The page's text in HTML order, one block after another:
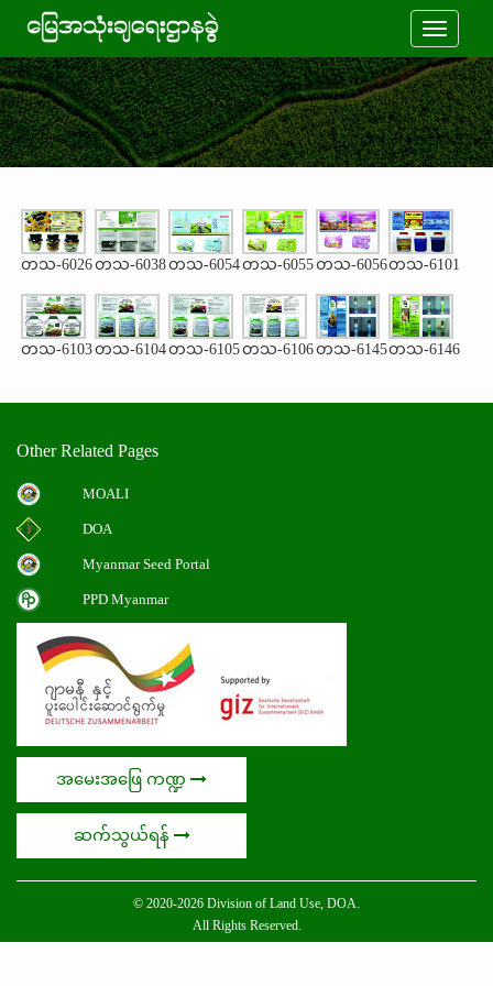
Toggle
တသ-6026တသ-6038တသ-6054တသ-6055တသ-6056တသ-6101
တသ-6103တသ-6104တသ-6105တသ-6106တသ-6145တသ-6146
Other Related Pages
MOALI
DOA
Myanmar Seed Portal
PPD Myanmar
အမေးအဖြေ ကဏ္ဍ
ဆက်သွယ်ရန်
© 2020-2026 Division of Land Use, DOA.
All Rights Reserved.